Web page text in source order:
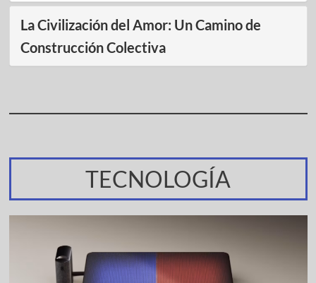
La Civilización del Amor: Un Camino de
Construcción Colectiva
TECNOLOGÍA